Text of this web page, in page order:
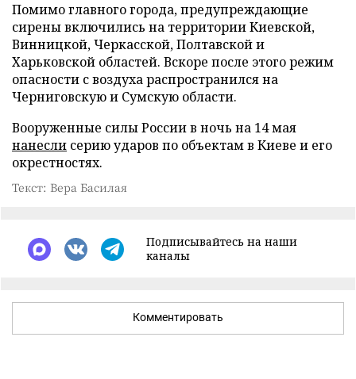
Помимо главного города, предупреждающие
сирены включились на территории Киевской,
Винницкой, Черкасской, Полтавской и
Харьковской областей. Вскоре после этого режим
опасности с воздуха распространился на
Черниговскую и Сумскую области.
Вооруженные силы России в ночь на 14 мая
нанесли серию ударов по объектам в Киеве и его
окрестностях.
Текст: Вера Басилая
Подписывайтесь на наши
каналы
Комментировать